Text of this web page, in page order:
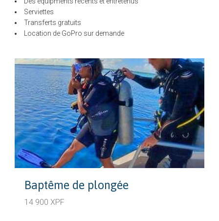
Serviettes
Transferts gratuits
Location de GoPro sur demande
Baptême de plongée
14 900 XPF